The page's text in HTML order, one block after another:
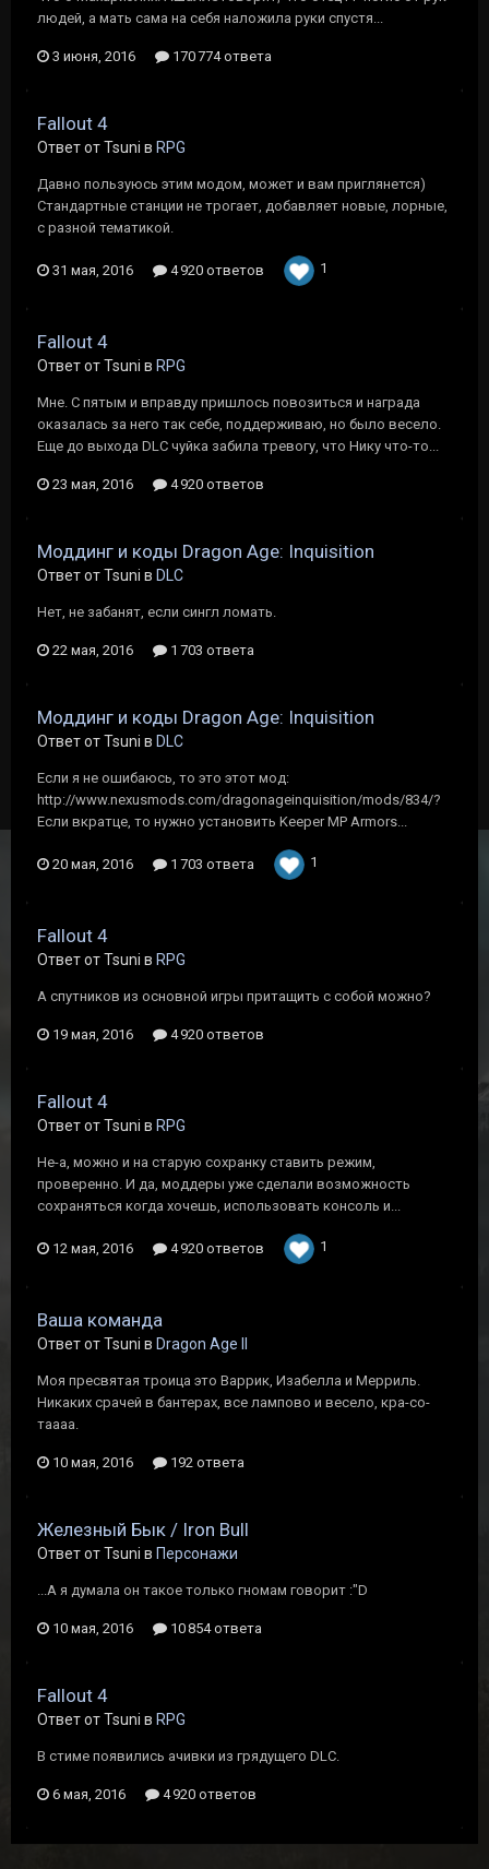
людей, а мать сама на себя наложила руки спустя...
3 июня, 2016 170 774 ответа
Fallout 4
Ответ от Tsuni в RPG
Давно пользуюсь этим модом, может и вам приглянется)
Стандартные станции не трогает, добавляет новые, лорные,
с разной тематикой.
31 мая, 2016 4 920 ответов 1
Fallout 4
Ответ от Tsuni в RPG
Мне. С пятым и вправду пришлось повозиться и награда
оказалась за него так себе, поддерживаю, но было весело.
Еще до выхода DLC чуйка забила тревогу, что Нику что-то...
23 мая, 2016 4 920 ответов
Моддинг и коды Dragon Age: Inquisition
Ответ от Tsuni в DLC
Нет, не забанят, если сингл ломать.
22 мая, 2016 1 703 ответа
Моддинг и коды Dragon Age: Inquisition
Ответ от Tsuni в DLC
Если я не ошибаюсь, то это этот мод:
http://www.nexusmods.com/dragonageinquisition/mods/834/?
Если вкратце, то нужно установить Keeper MP Armors...
20 мая, 2016 1 703 ответа 1
Fallout 4
Ответ от Tsuni в RPG
А спутников из основной игры притащить с собой можно?
19 мая, 2016 4 920 ответов
Fallout 4
Ответ от Tsuni в RPG
Не-а, можно и на старую сохранку ставить режим,
проверенно. И да, моддеры уже сделали возможность
сохраняться когда хочешь, использовать консоль и...
12 мая, 2016 4 920 ответов 1
Ваша команда
Ответ от Tsuni в Dragon Age II
Моя пресвятая троица это Варрик, Изабелла и Мерриль.
Никаких срачей в бантерах, все лампово и весело, кра-со-
таааа.
10 мая, 2016 192 ответа
Железный Бык / Iron Bull
Ответ от Tsuni в Персонажи
...А я думала он такое только гномам говорит :"D
10 мая, 2016 10 854 ответа
Fallout 4
Ответ от Tsuni в RPG
В стиме появились ачивки из грядущего DLC.
6 мая, 2016 4 920 ответов